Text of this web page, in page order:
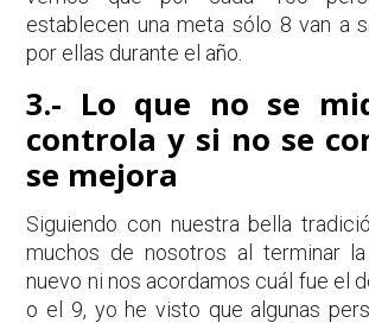
establecen una meta sólo 8 van a
por ellas durante el año.
3.- Lo que no se
controla y si no se
se mejora
Siguiendo con nuestra bella
muchos de nosotros al terminar
nuevo ni nos acordamos cuál fue el
o el 9, yo he visto que algunas